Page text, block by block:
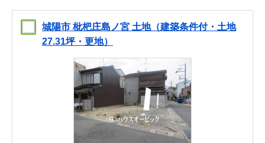
城陽市 枇杷庄島ノ宮 土地（建築条件付・土地
27.31坪・更地）